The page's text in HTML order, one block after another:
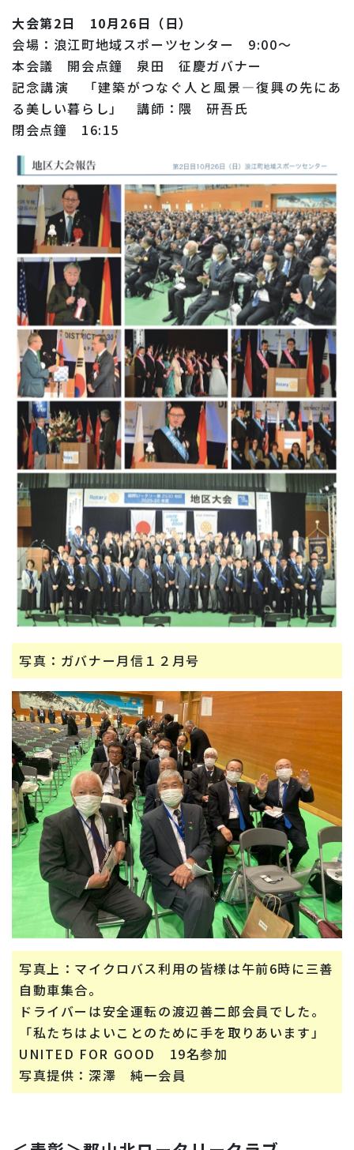
大会第2日 10月26日（日）
会場：浪江町地域スポーツセンター 9:00～
本会議 開会点鐘 泉田 征慶ガバナー
記念講演 「建築がつなぐ人と風景―復興の先にあ
る美しい暮らし」 講師：隈 研吾氏
閉会点鐘 16:15
写真：ガバナー月信１２月号
写真上：マイクロバス利用の皆様は午前6時に三善
自動車集合。
ドライバーは安全運転の渡辺善二郎会員でした。
「私たちはよいことのために手を取りあいます」
UNITED FOR GOOD 19名参加
写真提供：深澤 純一会員